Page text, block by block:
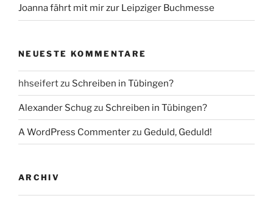
Joanna fährt mit mir zur Leipziger Buchmesse
NEUESTE KOMMENTARE
hhseifertzu Schreiben in Tübingen?
Alexander Schugzu Schreiben in Tübingen?
A WordPress Commenterzu Geduld, Geduld!
ARCHIV